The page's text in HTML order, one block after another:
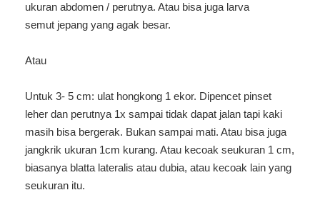
ukuran abdomen / perutnya. Atau bisa juga larva
semut jepang yang agak besar.
Atau
Untuk 3- 5 cm: ulat hongkong 1 ekor. Dipencet pinset
leher dan perutnya 1x sampai tidak dapat jalan tapi kaki
masih bisa bergerak. Bukan sampai mati. Atau bisa juga
jangkrik ukuran 1cm kurang. Atau kecoak seukuran 1 cm,
biasanya blatta lateralis atau dubia, atau kecoak lain yang
seukuran itu.